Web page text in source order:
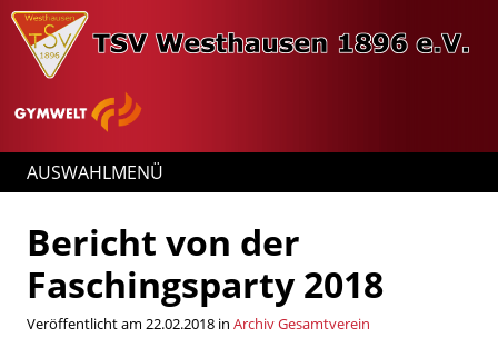
AUSWAHLMENÜ
Bericht von der
Faschingsparty 2018
Veröffentlicht am 22.02.2018 in Archiv Gesamtverein